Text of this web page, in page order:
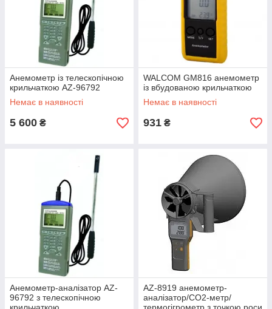
Анемометр із телескопічною
крильчаткою AZ-96792
Немає в наявності
5 600 ₴
WALCOM GM816 анемометр
із вбудованою крильчаткою
Немає в наявності
931 ₴
Анемометр-аналізатор AZ-
96792 з телескопічною
AZ-8919 анемометр-
аналізатор/CO2-метр/